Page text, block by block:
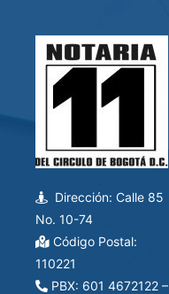
Dirección: Calle 85
No. 10-74
Código Postal:
110221
PBX: 601 4672122 –